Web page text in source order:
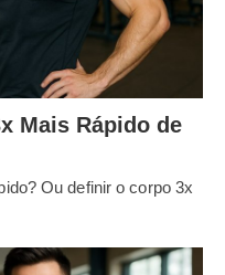
Mais Rápido de
Ou definir o corpo 3x